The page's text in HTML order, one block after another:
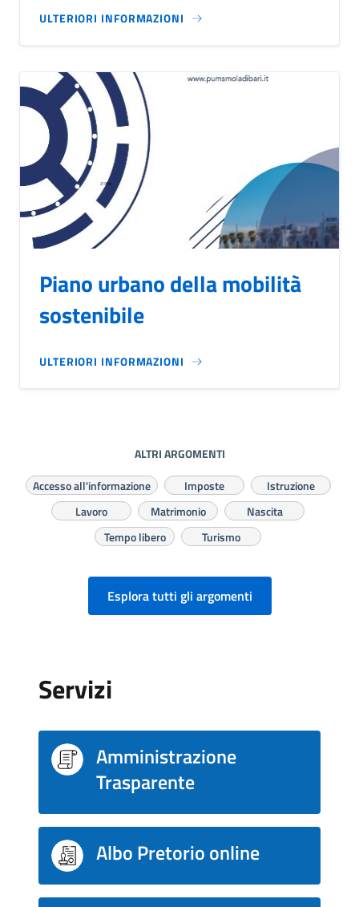
ULTERIORI INFORMAZIONI
Piano urbano della mobilità
sostenibile
ULTERIORI INFORMAZIONI
ALTRI ARGOMENTI
Accesso all'informazione
Imposte
Istruzione
Lavoro
Matrimonio
Nascita
Tempo libero
Turismo
Esplora tutti gli argomenti
Servizi
Amministrazione
Trasparente
Albo Pretorio online